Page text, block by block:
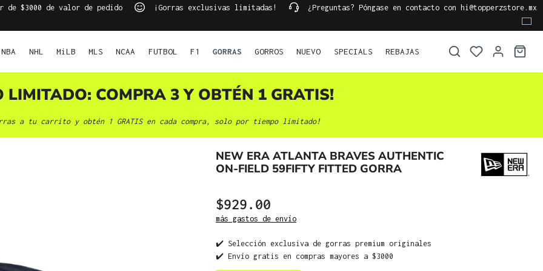
$3000 de valor de pedido ¡Gorras exclusivas limitadas! ¿Preguntas? Póngase en contacto con hi@topperzstore.mx
NBA NHL MiLB MLS NCAA FUTBOL F1 GORRAS GORROS NUEVO SPECIALS REBAJAS
LIMITADO: COMPRA 3 Y OBTÉN 1 GRATIS!
a tu carrito y obtén 1 GRATIS en cada compra, solo por tiempo limitado!
NEW ERA ATLANTA BRAVES AUTHENTIC
ON-FIELD 59FIFTY FITTED GORRA
$929.00
más gastos de envío
✔️ Selección exclusiva de gorras premium originales
✔️ Envío gratis en compras mayores a $3000